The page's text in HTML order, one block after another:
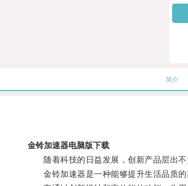
简介
金铃加速器电脑版下载
随着科技的日益发展，创新产品层出不
金铃加速器是一种能够提升生活品质的